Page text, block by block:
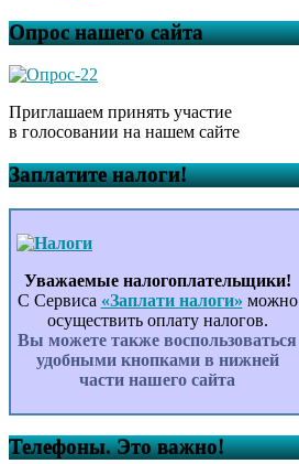
Опрос нашего сайта
Приглашаем принять участие
в голосовании на нашем сайте
Заплатите налоги!
Уважаемые налогоплательщики!
С Сервиса «Заплати налоги» можно
осуществить оплату налогов.
Вы можете также воспользоваться
удобными кнопками в нижней
части нашего сайта
Телефоны. Это важно!